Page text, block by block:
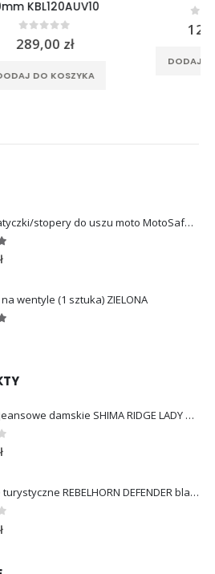
DODAJ DO KOSZYKA
ALPINE zatyczki/stopery do uszu moto MotoSafe Pro
of 5
wentyle (1 sztuka) ZIELONA
of 5
Spodnie jeansowe damskie SHIMA RIDGE LADY blue
5
Rękawice turystyczne REBELHORN DEFENDER black yellow fluo
5